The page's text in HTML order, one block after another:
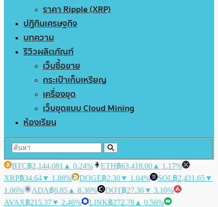
ราคา Ripple (XRP)
ปฏิทินเศรษฐกิจ
บทความ
รีวิวผลิตภัณฑ์
เว็บซื้อขาย
กระเป๋าเก็บเหรียญ
เครื่องขุด
เว็บขุดแบบ Cloud Mining
ห้องเรียน
BTC฿2,144,081 ▲ 0.24% ETH฿63,418.00 ▲ 1.17%
XRP฿34.64▼ 1.88% DOGE฿2.30▼ 1.04% SOL฿2,431.65▼
1.06%
ADA฿6.85 ▲ 8.36% DOT฿27.36▼ 3.10%
AVAX฿215.37▼ 2.46% LINK฿272.78 ▲ 0.56%